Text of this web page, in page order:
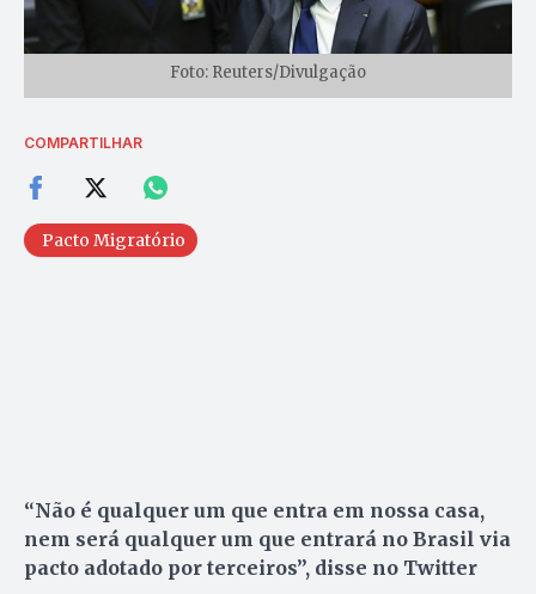
Foto: Reuters/Divulgação
COMPARTILHAR
Pacto Migratório
“Não é qualquer um que entra em nossa casa,
nem será qualquer um que entrará no Brasil via
pacto adotado por terceiros”, disse no Twitter